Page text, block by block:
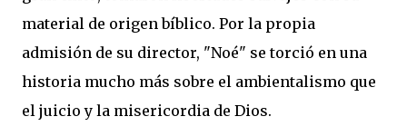
material de origen bíblico. Por la propia
admisión de su director, "Noé" se torció en una
historia mucho más sobre el ambientalismo que
el juicio y la misericordia de Dios.